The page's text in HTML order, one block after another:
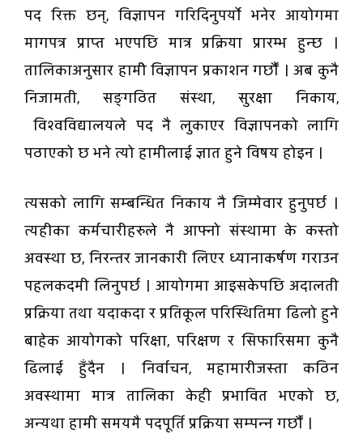
पद रिक्त छन्, विज्ञापन गरिदिनुपर्यो भनेर आयोगमा
मागपत्र प्राप्त भएपछि मात्र प्रक्रिया प्रारम्भ हुन्छ ।
तालिकाअनुसार हामीे विज्ञापन प्रकाशन गर्छौँ । अब कुनै
निजामती, सङ्गठित संस्था, सुरक्षा निकाय,
विश्वविद्यालयले पद नै लुकाएर विज्ञापनको लागि
पठाएको छ भने त्यो हामीलाई ज्ञात हुने विषय होइन ।
त्यसको लागि सम्बन्धित निकाय नै जिम्मेवार हुनुपर्छ ।
त्यहीका कर्मचारीहरुले नै आफ्नो संस्थामा के कस्तो
अवस्था छ, निरन्तर जानकारी लिएर ध्यानाकर्षण गराउन
पहलकदमी लिनुपर्छ । आयोगमा आइसकेपछि अदालती
प्रक्रिया तथा यदाकदा र प्रतिकूल परिस्थितिमा ढिलो हुने
बाहेक आयोगको परिक्षा, परिक्षण र सिफारिसमा कुनै
ढिलाई हुँदैन । निर्वाचन, महामारीजस्ता कठिन
अवस्थामा मात्र तालिका केही प्रभावित भएको छ,
अन्यथा हामी समयमै पदपूर्ति प्रक्रिया सम्पन्न गर्छाैँ ।